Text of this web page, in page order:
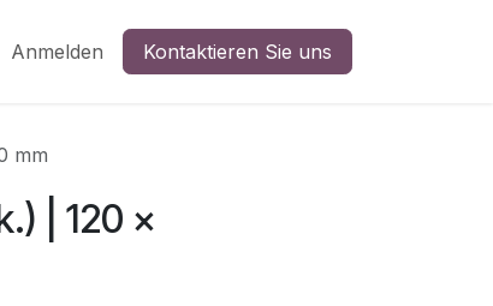
Anmelden Kontaktieren Sie uns
mm
| 120 x